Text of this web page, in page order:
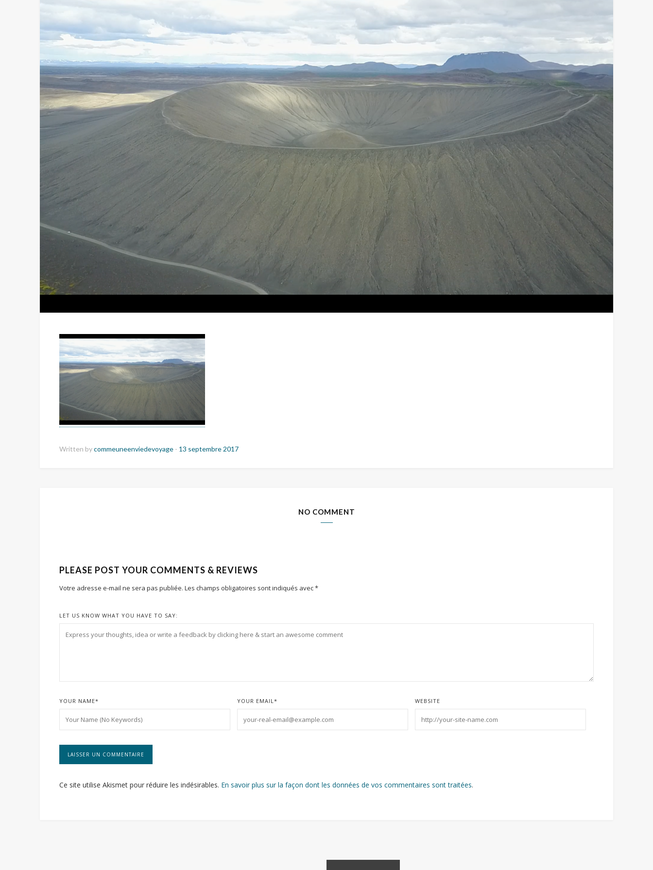
Written bycommeuneenviedevoyage - 13 septembre 2017
NO COMMENT
PLEASE POST YOUR COMMENTS & REVIEWS
Votre adresse e-mail ne sera pas publiée. Les champs obligatoires sont indiqués avec*
LET US KNOW WHAT YOU HAVE TO SAY:
YOUR NAME* YOUR EMAIL* WEBSITE
Ce site utilise Akismet pour réduire les indésirables. En savoir plus sur la façon dont les données de vos commentaires sont traitées.